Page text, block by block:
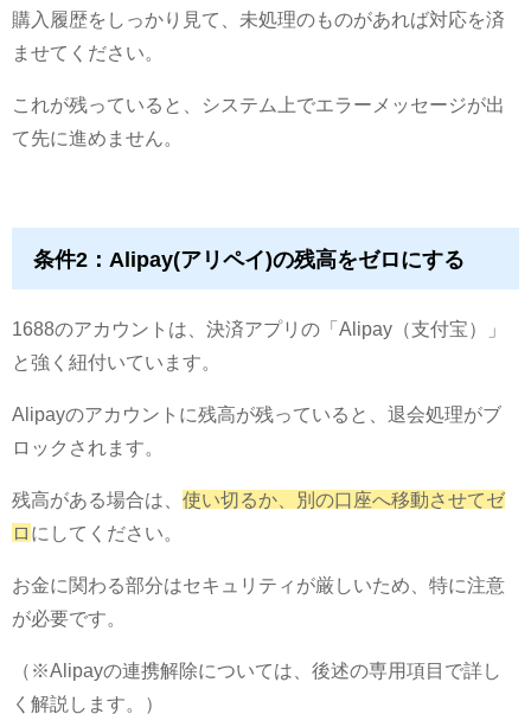
購入履歴をしっかり見て、未処理のものがあれば対応を済
ませてください。
これが残っていると、システム上でエラーメッセージが出
て先に進めません。
条件2：Alipay(アリペイ)の残高をゼロにする
1688のアカウントは、決済アプリの「Alipay（支付宝）」
と強く紐付いています。
Alipayのアカウントに残高が残っていると、退会処理がブ
ロックされます。
残高がある場合は、 使い切るか、別の口座へ移動させてゼ
ロ にしてください。
お金に関わる部分はセキュリティが厳しいため、特に注意
が必要です。
（※Alipayの連携解除については、後述の専用項目で詳し
く解説します。）